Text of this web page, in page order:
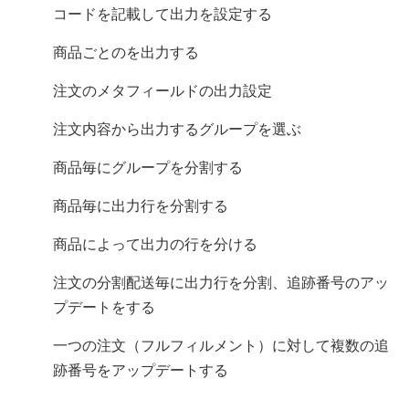
コードを記載して出力を設定する
商品ごとのLine Item Propertyを出力する
注文のメタフィールドの出力設定
注文内容から出力するCSVグループを選ぶ
商品毎にCSVグループを分割する
商品毎に出力行を分割する
商品によってCSV出力の行を分ける
注文の分割配送毎に出力行を分割、追跡番号のアッ
プデートをする
一つの注文（フルフィルメント）に対して複数の追
跡番号をアップデートする